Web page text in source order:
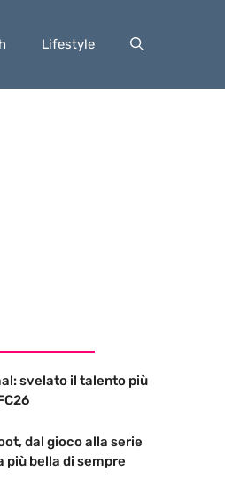
Lifestyle
svelato il talento più
dal gioco alla serie
più bella di sempre